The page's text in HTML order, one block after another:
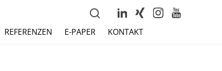
REFERENZEN E-PAPER KONTAKT